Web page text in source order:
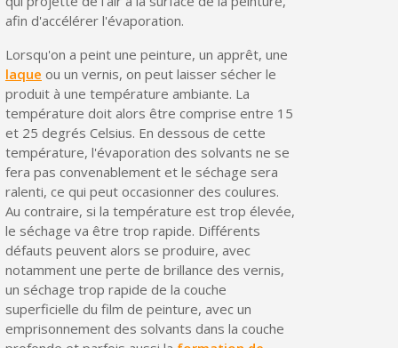
afin d'accélérer l'évaporation.
Lorsqu'on a peint une peinture, un apprêt, une
laque ou un vernis, on peut laisser sécher le
produit à une température ambiante. La
température doit alors être comprise entre 15
et 25 degrés Celsius. En dessous de cette
température, l'évaporation des solvants ne se
fera pas convenablement et le séchage sera
ralenti, ce qui peut occasionner des coulures.
Au contraire, si la température est trop élevée,
le séchage va être trop rapide. Différents
défauts peuvent alors se produire, avec
notamment une perte de brillance des vernis,
un séchage trop rapide de la couche
superficielle du film de peinture, avec un
emprisonnement des solvants dans la couche